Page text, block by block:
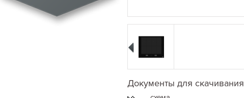
Документы для скачивания